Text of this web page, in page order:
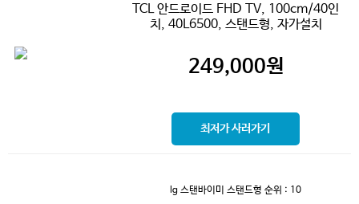
TCL 안드로이드 FHD TV, 100cm/40인
치, 40L6500, 스탠드형, 자가설치
249,000원
최저가 사러가기
lg 스탠바이미 스탠드형 순위 : 10